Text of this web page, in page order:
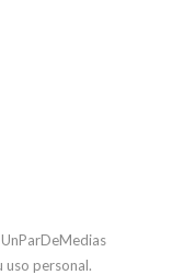
uso personal.